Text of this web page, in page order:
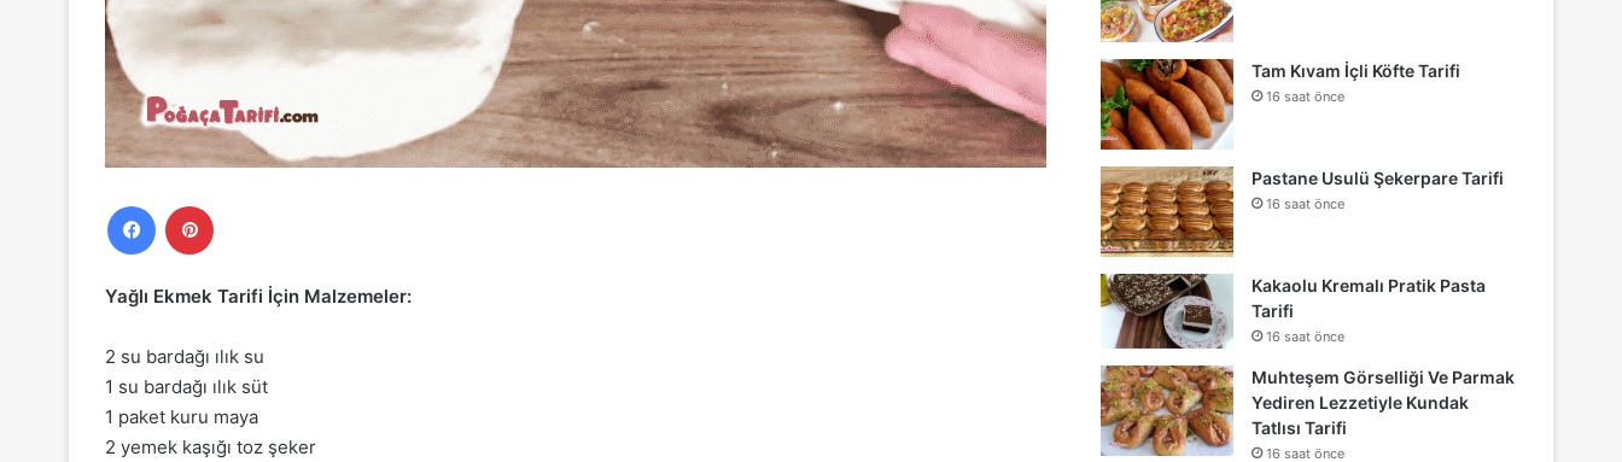
Facebook
Yağlı Ekmek Tarifi İçin Malzemeler:
2 su bardağı ılık su
1 su bardağı ılık süt
1 paket kuru maya
2 yemek kaşığı toz şeker
Tam Kıvam İçli Köfte Tarifi
16 saat önce
Pastane Usulü Şekerpare Tarifi
16 saat önce
Kakaolu Kremalı Pratik Pasta
Tarifi
16 saat önce
Muhteşem Görselliği Ve Parmak
Yediren Lezzetiyle Kundak
Tatlısı Tarifi
16 saat önce